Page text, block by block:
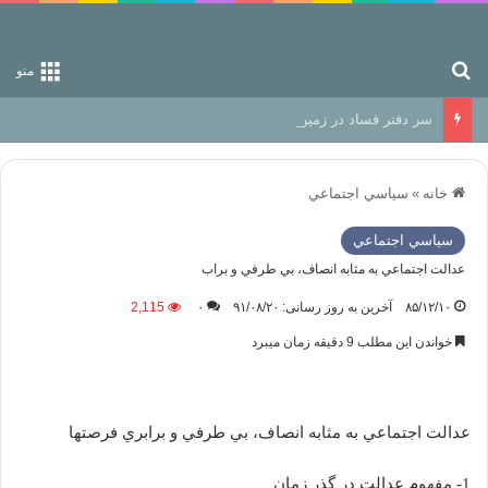
منو
سر دفتر فساد در زمین‌، دوری وکناره‌گیری از راه خداست‌!
خانه » سياسي اجتماعي
سياسي اجتماعي
عدالت اجتماعي به مثابه انصاف، بي طرفي و براب
۸۵/۱۲/۱۰ آخرین به روز رسانی: ۹۱/۰۸/۲۰ ۰ 2,115
خواندن این مطلب 9 دقیقه زمان میبرد
عدالت اجتماعي به مثابه انصاف، بي طرفي و برابري فرصتها
1- مفهوم عدالت در گذر زمان